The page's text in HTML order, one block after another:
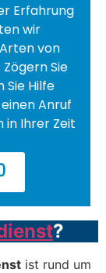
Erfahrung
wir
von
Sie
Sie Hilfe
Anruf
Ihrer Zeit
?
ist rund um